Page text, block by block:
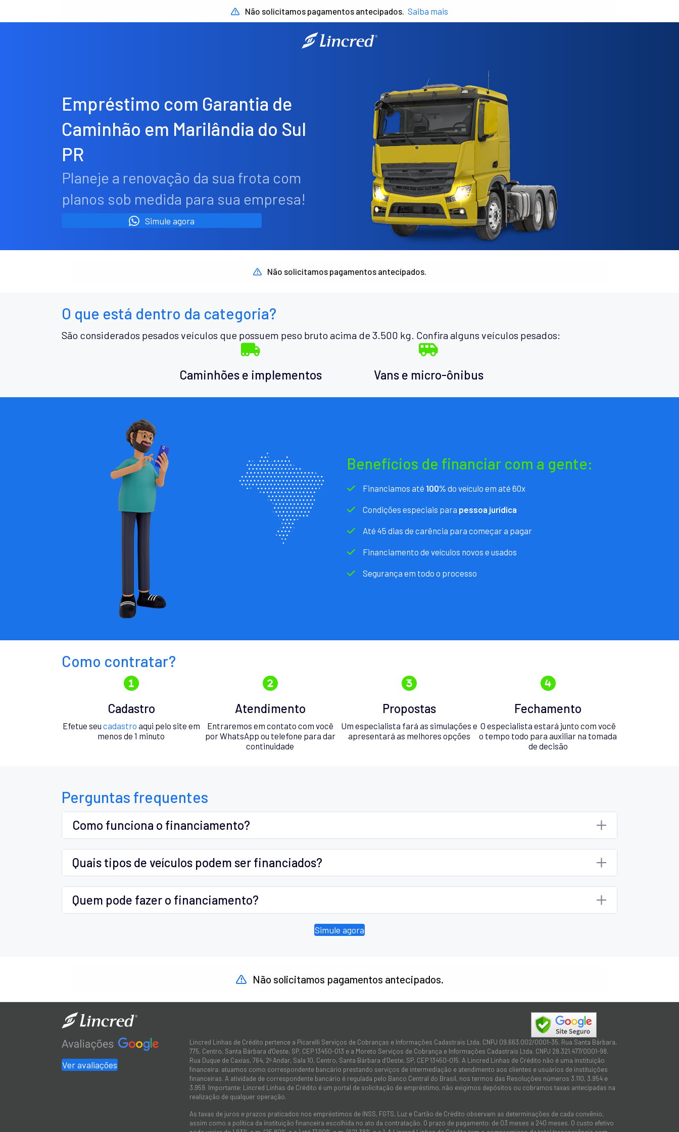
Não solicitamos pagamentos antecipados. Saiba mais
Empréstimo com Garantia de
Caminhão em Marilândia do Sul
PR
Planeje a renovação da sua frota com
planos sob medida para sua empresa!
Simule agora
Não solicitamos pagamentos antecipados.
O que está dentro da categoria?
São considerados pesados veículos que possuem peso bruto acima de 3.500 kg. Confira alguns veículos pesados:
Caminhões e implementos Vans e micro-ônibus
Benefícios de financiar com a gente:
Financiamos até 100% do veículo em até 60x
Condições especiais para pessoa jurídica
Até 45 dias de carência para começar a pagar
Financiamento de veículos novos e usados
Segurança em todo o processo
Como contratar?
Cadastro
Efetue seu cadastro aqui pelo site em
menos de 1 minuto
Atendimento
Entraremos em contato com você
por WhatsApp ou telefone para dar
continuidade
Propostas
Um especialista fará as simulações e
apresentará as melhores opções
Fechamento
O especialista estará junto com você
o tempo todo para auxiliar na tomada
de decisão
Perguntas frequentes
Como funciona o financiamento?
Quais tipos de veículos podem ser financiados?
Quem pode fazer o financiamento?
Simule agora
Não solicitamos pagamentos antecipados.
Ver avaliações
Lincred Linhas de Crédito pertence a Picarelli Serviços de Cobranças e Informações Cadastrais Ltda. CNPJ 09.663.002/0001-35. Rua Santa Bárbara,
775, Centro, Santa Bárbara d'Oeste, SP, CEP 13450-013 e a Moreto Serviços de Cobrança e Informações Cadastrais Ltda. CNPJ 28.321.477/0001-98.
Rua Duque de Caxias, 764, 2º Andar, Sala 10, Centro, Santa Bárbara d’Oeste, SP, CEP 13450-015. A Lincred Linhas de Crédito não é uma instituição
financeira: atuamos como correspondente bancário prestando serviços de intermediação e atendimento aos clientes e usuários de instituições
financeiras. A atividade de correspondente bancário é regulada pelo Banco Central do Brasil, nos termos das Resoluções números 3.110, 3.954 e
3.959. Importante: Lincred Linhas de Crédito é um portal de solicitação de empréstimo, não exigimos depósitos ou cobramos taxas antecipadas na
realização de qualquer operação.
As taxas de juros e prazos praticados nos empréstimos de INSS, FGTS, Luz e Cartão de Crédito observam as determinações de cada convênio,
assim como a política da instituição financeira escolhida no ato da contratação. O prazo de pagamento: de 03 meses a 240 meses. O custo efetivo